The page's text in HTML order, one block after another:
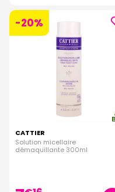
-20%
CATTIER
Solution micellaire
démaquillante 300ml